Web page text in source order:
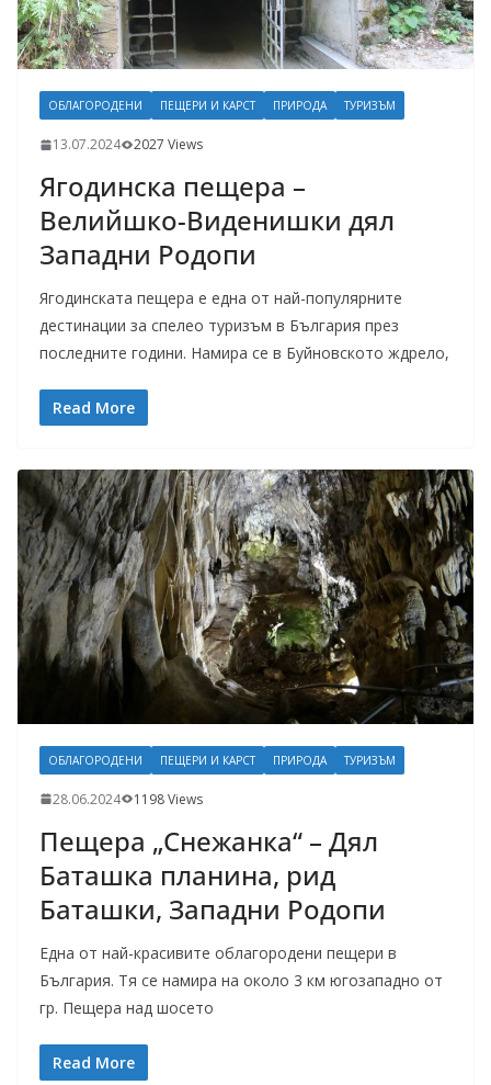
ОБЛАГОРОДЕНИ ПЕЩЕРИ И КАРСТ ПРИРОДА ТУРИЗЪМ
13.07.2024 2027 Views
Ягодинска пещера –
Велийшко-Виденишки дял
Западни Родопи
Ягодинската пещера е една от най-популярните
дестинации за спелео туризъм в България през
последните години. Намира се в Буйновското ждрело,
Read More
ОБЛАГОРОДЕНИ ПЕЩЕРИ И КАРСТ ПРИРОДА ТУРИЗЪМ
28.06.2024 1198 Views
Пещера „Снежанка“ – Дял
Баташка планина, рид
Баташки, Западни Родопи
Една от най-красивите облагородени пещери в
България. Тя се намира на около 3 км югозападно от
гр. Пещера над шосето
Read More